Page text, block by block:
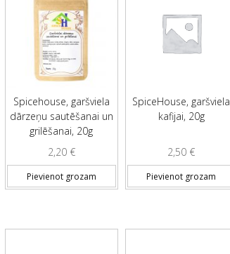
Spicehouse, garšviela
dārzeņu sautēšanai un
grilēšanai, 20g
2,20 €
Pievienot grozam
SpiceHouse, garšviela
kafijai, 20g
2,50 €
Pievienot grozam